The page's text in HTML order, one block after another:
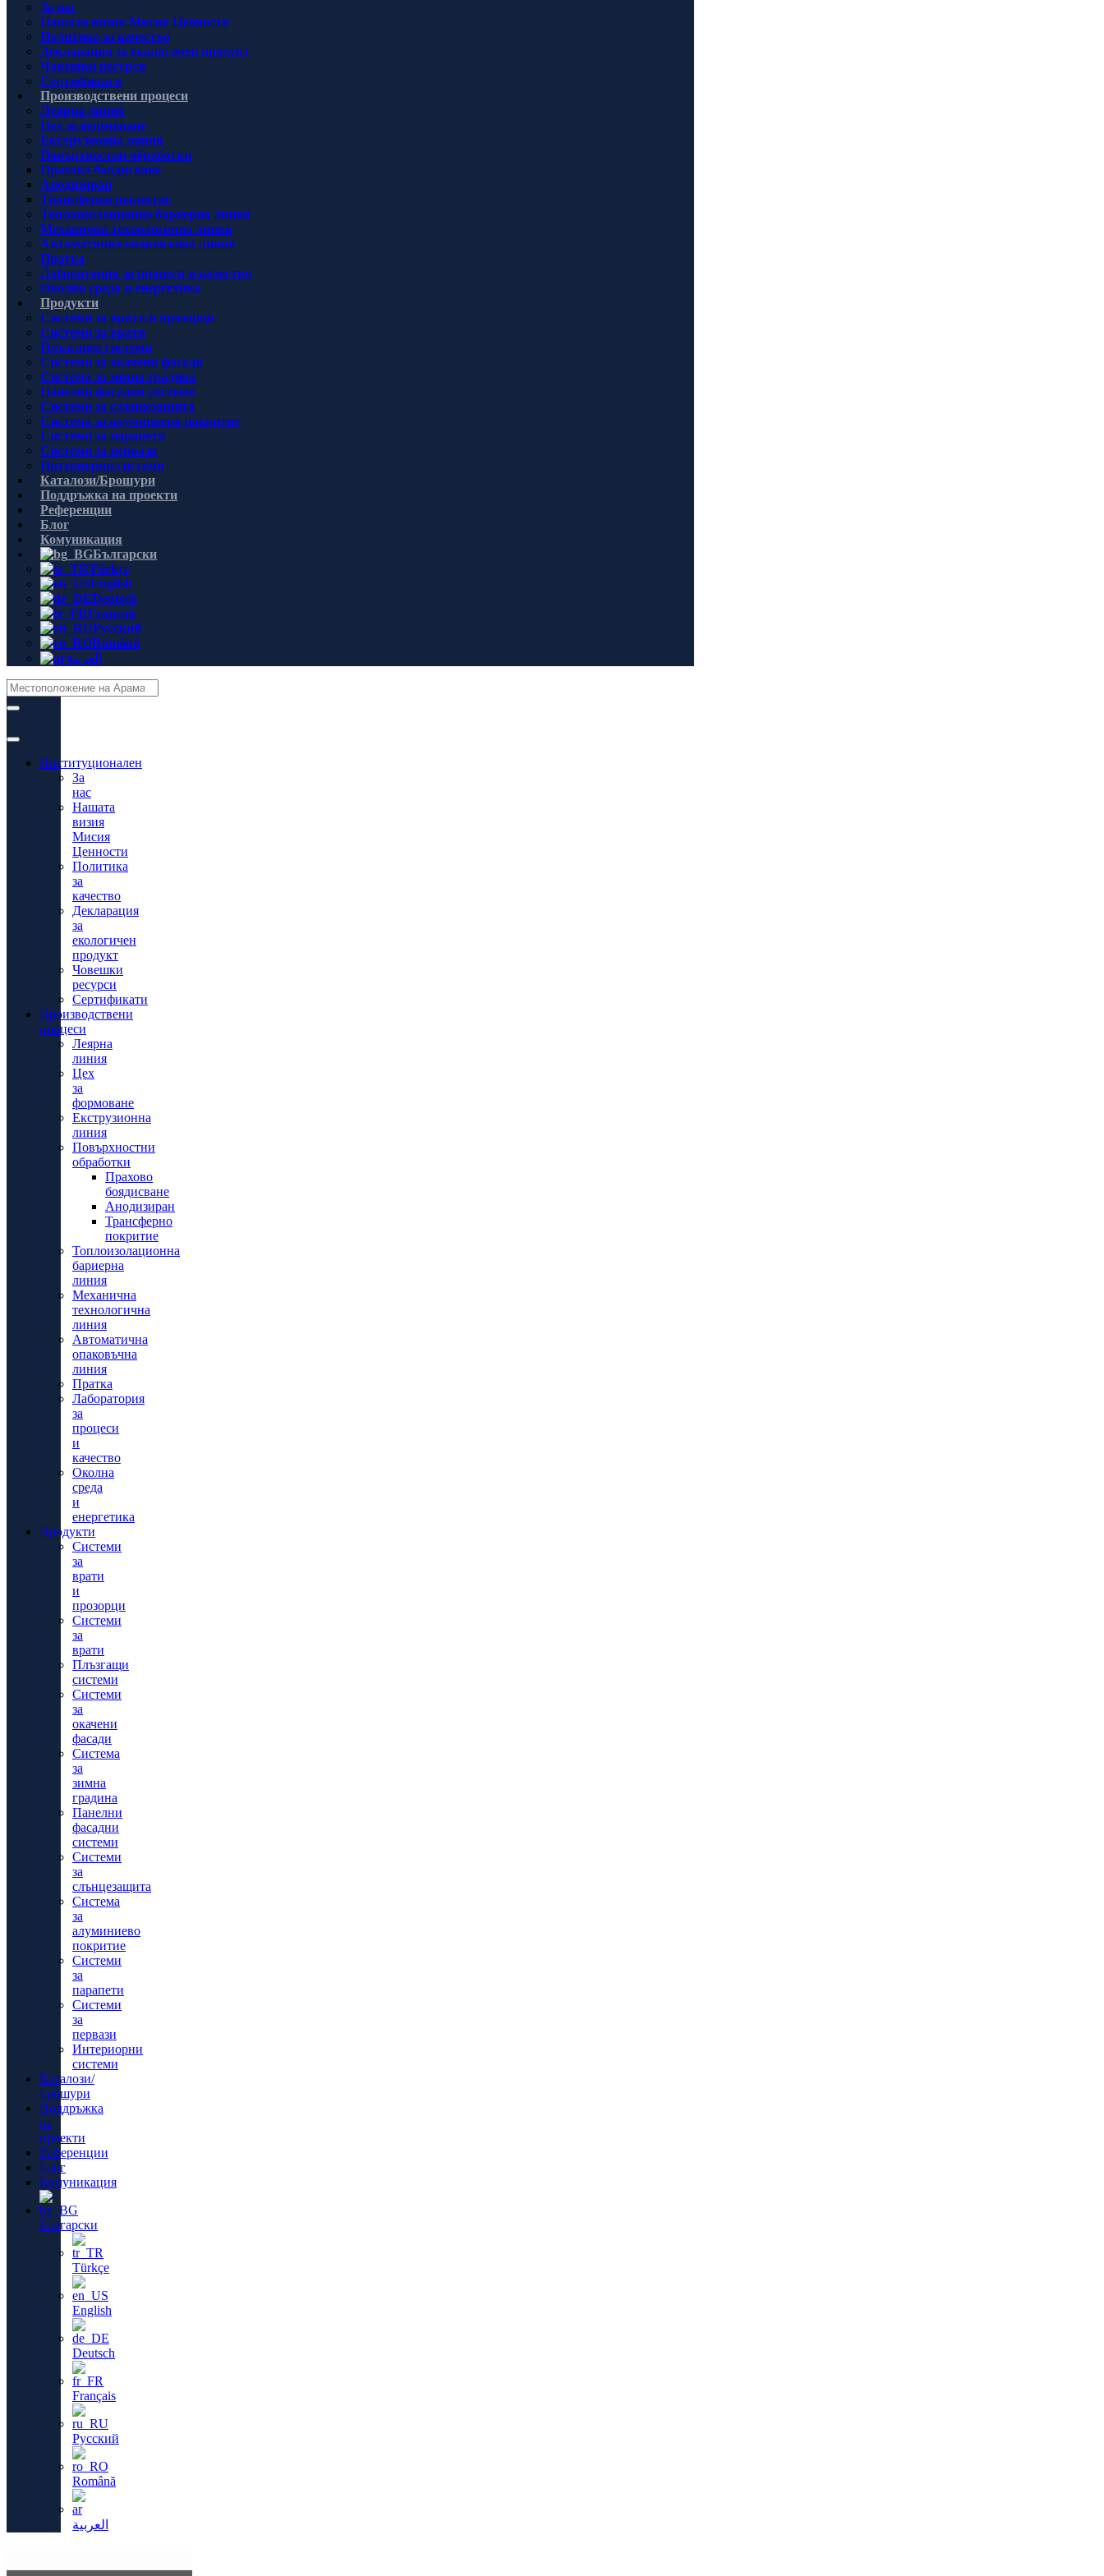
За нас
Нашата визия Мисия Ценности
Политика за качество
Декларация за екологичен продукт
Човешки ресурси
Сертификати
Производствени процеси
Леярна линия
Цех за формоване
Екструзионна линия
Повърхностни обработки
Прахово боядисване
Анодизиран
Трансферно покритие
Топлоизолационна бариерна линия
Механична технологична линия
Автоматична опаковъчна линия
Пратка
Лаборатория за процеси и качество
Околна среда и енергетика
Продукти
Системи за врати и прозорци
Системи за врати
Плъзгащи системи
Системи за окачени фасади
Система за зимна градина
Панелни фасадни системи
Системи за слънцезащита
Система за алуминиево покритие
Системи за парапети
Системи за первази
Интериорни системи
Каталози/Брошури
Поддръжка на проекти
Референции
Блог
Комуникация
Български
Türkçe
English
Deutsch
Français
Русский
Română
العربية
Институционален
За
нас
Нашата
визия
Мисия
Ценности
Политика
за
качество
Декларация
за
екологичен
продукт
Човешки
ресурси
Сертификати
Производствени
процеси
Леярна
линия
Цех
за
формоване
Екструзионна
линия
Повърхностни
обработки
Прахово
боядисване
Анодизиран
Трансферно
покритие
Топлоизолационна
бариерна
линия
Механична
технологична
линия
Автоматична
опаковъчна
линия
Пратка
Лаборатория
за
процеси
и
качество
Околна
среда
и
енергетика
Продукти
Системи
за
врати
и
прозорци
Системи
за
врати
Плъзгащи
системи
Системи
за
окачени
фасади
Система
за
зимна
градина
Панелни
фасадни
системи
Системи
за
слънцезащита
Система
за
алуминиево
покритие
Системи
за
парапети
Системи
за
первази
Интериорни
системи
Каталози/
Брошури
Поддръжка
на
проекти
Референции
Блог
Комуникация
Български
Türkçe
English
Deutsch
Français
Русский
Română
العربية